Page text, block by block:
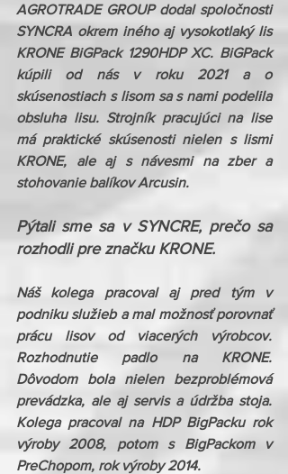
AGROTRADE GROUP dodal spoločnosti
SYNCRA okrem iného aj vysokotlaký lis
KRONE BiGPack 1290HDP XC. BiGPack
kúpili od nás v roku 2021 a o
skúsenostiach s lisom sa s nami podelila
obsluha lisu. Strojník pracujúci na lise
má praktické skúsenosti nielen s lismi
KRONE, ale aj s návesmi na zber a
stohovanie balíkov Arcusin.
Pýtali sme sa v SYNCRE, prečo sa
rozhodli pre značku KRONE.
Náš kolega pracoval aj pred tým v
podniku služieb a mal možnosť porovnať
prácu lisov od viacerých výrobcov.
Rozhodnutie padlo na KRONE.
Dôvodom bola nielen bezproblémová
prevádzka, ale aj servis a údržba stoja.
Kolega pracoval na HDP BigPacku rok
výroby 2008, potom s BigPackom v
PreChopom, rok výroby 2014.